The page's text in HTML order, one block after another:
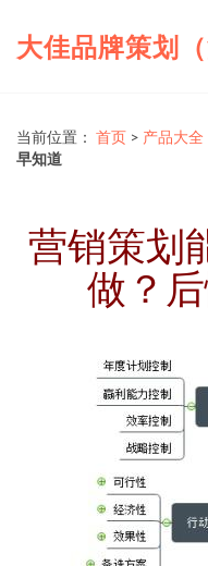
大佳品牌策划
当前位置： 首页 > 产品大全
早知道
营销策划
做？